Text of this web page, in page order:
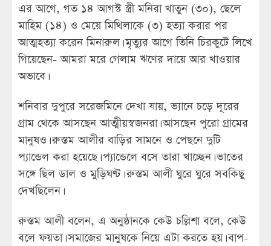
এর আগে, গত ১৪ আগস্ট স্ত্রী মনিরা খাতুন (৩০), ছেলে
মাহিম (১৪) ও মেয়ে মিথিলাকে (৩) হত্যা করার পর
আত্মহত্যা করেন মিনারুল। মৃত্যুর আগে তিনি চিরকুটে লিখে
গিয়েছেন- আমরা মরে গেলাম ঋণের দায়ে আর খাওয়ার
অভাবে।
শনিবার দুপুরে সরেজমিনে দেখা যায়, ভ্যানে চড়ে দূরের
গ্রাম থেকে আসছেন আত্মীয়স্বজনরা। আসছেন পুরো গ্রামের
মানুষও। রুস্তম আলীর বাড়ির সামনে ও পেছনে দুটি
প্যান্ডেল করা হয়েছে। প্যান্ডেলে বসে তারা খাচ্ছেন। ভাতের
সঙ্গে ছিল ডাল ও মুড়িঘণ্ট। রুস্তম আলী ঘুরে ঘুরে সবকিছু
দেখছিলেন।
রুস্তম আলী বলেন, এ অনুষ্ঠানকে কেউ চল্লিশা বলে, কেউ
বলে ফয়তা। সমাজের মানুষকে নিয়ে এটা করতে হয়। বাপ-